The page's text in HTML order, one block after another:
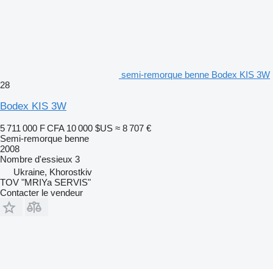
semi-remorque benne Bodex KIS 3W
28
Bodex KIS 3W
5 711 000 F CFA 10 000 $US ≈ 8 707 €
Semi-remorque benne
2008
Nombre d'essieux 3
Ukraine, Khorostkiv
TOV "MRIYa SERVIS"
Contacter le vendeur